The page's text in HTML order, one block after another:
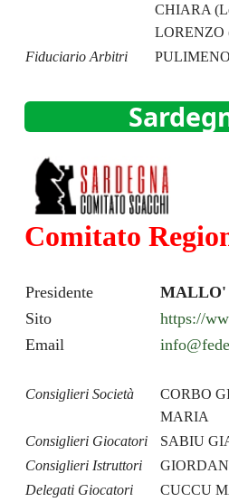
CHIARA
LORENZO
Fiduciario Arbitri
Comitato
Presidente
MALLO'
Sito
https://
Email
Consiglieri Società
CORBO
MARIA
Consiglieri Giocatori
SABIU
Consiglieri Istruttori
Delegati Giocatori
CUCCU